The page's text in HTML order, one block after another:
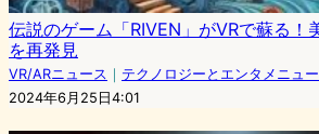
伝説のゲーム「RIVEN」がVRで蘇る！
を再発見
VR/ARニュース ｜ テクノロジーとエンタメニュ
2024年6月25日4:01